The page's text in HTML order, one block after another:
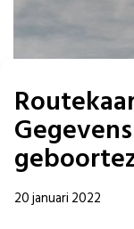
20 januari 2022